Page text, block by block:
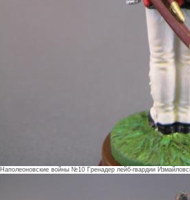
Наполеоновские войны №10 Гренадер лейб-гвардии